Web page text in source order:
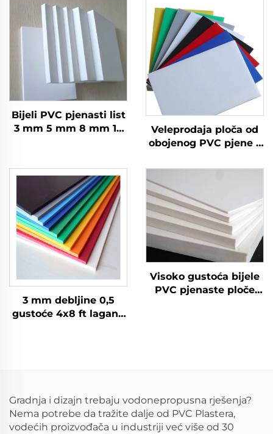
Bijeli PVC pjenasti list
3 mm 5 mm 8 mm 10
Veleprodaja ploča od
obojenog PVC pjene s
- prilagođene veličine i
3 mm debljine 0,5
gustoće 4x8 ft lagane
Visoko gustoća bijele
PVC pjenaste ploče
Gradnja i dizajn trebaju vodonepropusna rješenja?
Nema potrebe da tražite dalje od PVC Plastera,
vodećih proizvođača u industriji već više od 30